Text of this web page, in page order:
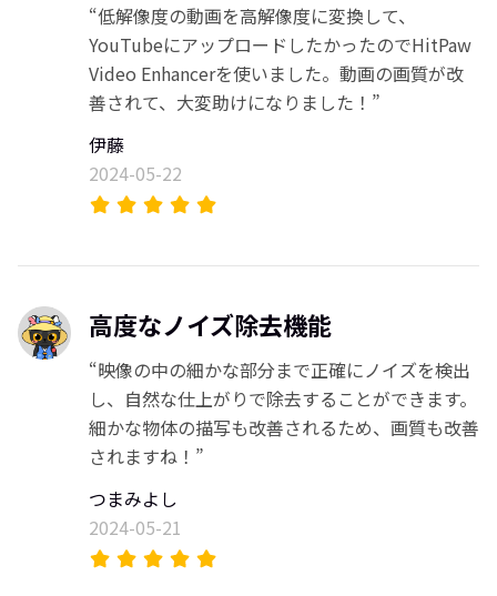
“低解像度の動画を高解像度に変換して、
YouTubeにアップロードしたかったのでHitPaw
Video Enhancerを使いました。動画の画質が改
善されて、大変助けになりました！”
伊藤
2024-05-22
高度なノイズ除去機能
“映像の中の細かな部分まで正確にノイズを検出
し、自然な仕上がりで除去することができます。
細かな物体の描写も改善されるため、画質も改善
されますね！”
つまみよし
2024-05-21